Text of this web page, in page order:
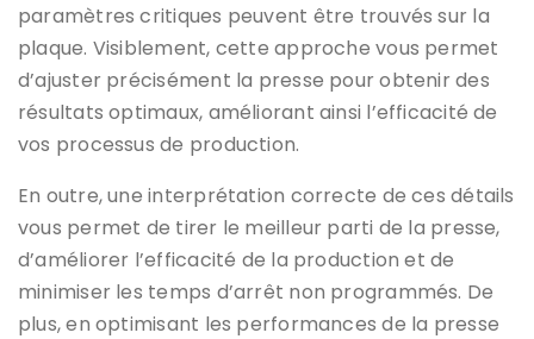
paramètres critiques peuvent être trouvés sur la
plaque. Visiblement, cette approche vous permet
d’ajuster précisément la presse pour obtenir des
résultats optimaux, améliorant ainsi l’efficacité de
vos processus de production.
En outre, une interprétation correcte de ces détails
vous permet de tirer le meilleur parti de la presse,
d’améliorer l’efficacité de la production et de
minimiser les temps d’arrêt non programmés. De
plus, en optimisant les performances de la presse